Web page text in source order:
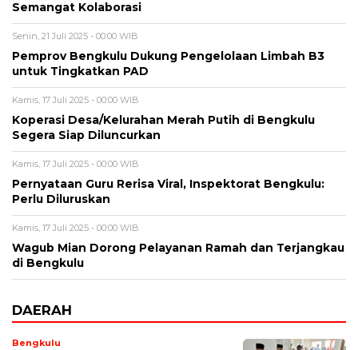
Semangat Kolaborasi
Senin, 21 Juli 2025 - 00:00 WIB
Pemprov Bengkulu Dukung Pengelolaan Limbah B3
untuk Tingkatkan PAD
Kamis, 17 Juli 2025 - 00:00 WIB
Koperasi Desa/Kelurahan Merah Putih di Bengkulu
Segera Siap Diluncurkan
Kamis, 17 Juli 2025 - 00:00 WIB
Pernyataan Guru Rerisa Viral, Inspektorat Bengkulu:
Perlu Diluruskan
Kamis, 17 Juli 2025 - 00:00 WIB
Wagub Mian Dorong Pelayanan Ramah dan Terjangkau
di Bengkulu
DAERAH
Bengkulu